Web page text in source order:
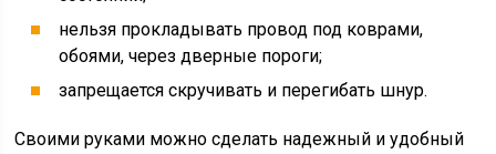
нельзя прокладывать провод под коврами,
обоями, через дверные пороги;
запрещается скручивать и перегибать шнур.
Своими руками можно сделать надежный и удобный